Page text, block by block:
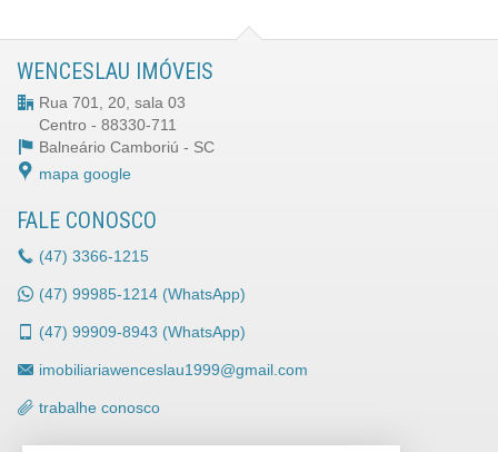
WENCESLAU IMÓVEIS
Rua 701, 20, sala 03
Centro - 88330-711
Balneário Camboriú - SC
mapa google
FALE CONOSCO
(47) 3366-1215
(47) 99985-1214 (WhatsApp)
(47) 99909-8943 (WhatsApp)
imobiliariawenceslau1999@gmail.com
trabalhe conosco